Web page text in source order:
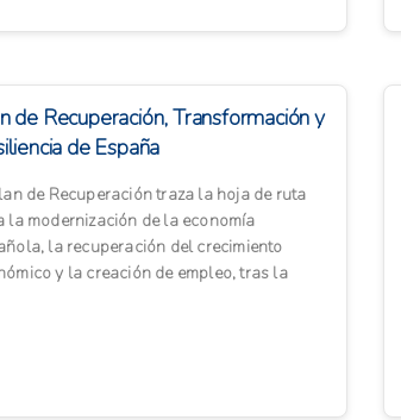
de Recuperación, Transformación y
de España
de Recuperación traza la hoja de ruta
la modernización de la economía
la recuperación del crecimiento
y la creación de empleo, tras la